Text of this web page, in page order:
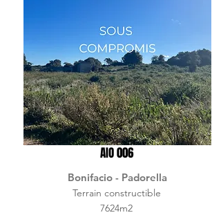
AIO 006
Bonifacio - Padorella
Terrain constructible
7624m2